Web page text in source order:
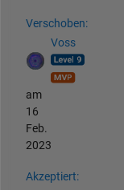
Verschoben:
Voss
am
16
Feb.
2023
Akzeptiert: